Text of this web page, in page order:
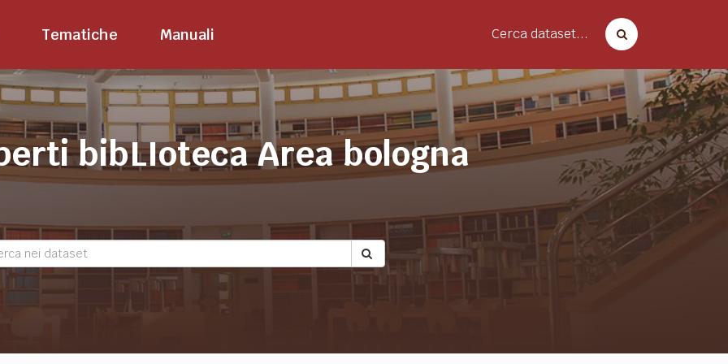
Tematiche Manuali Cerca dataset...
bibLIoteca Area bologna